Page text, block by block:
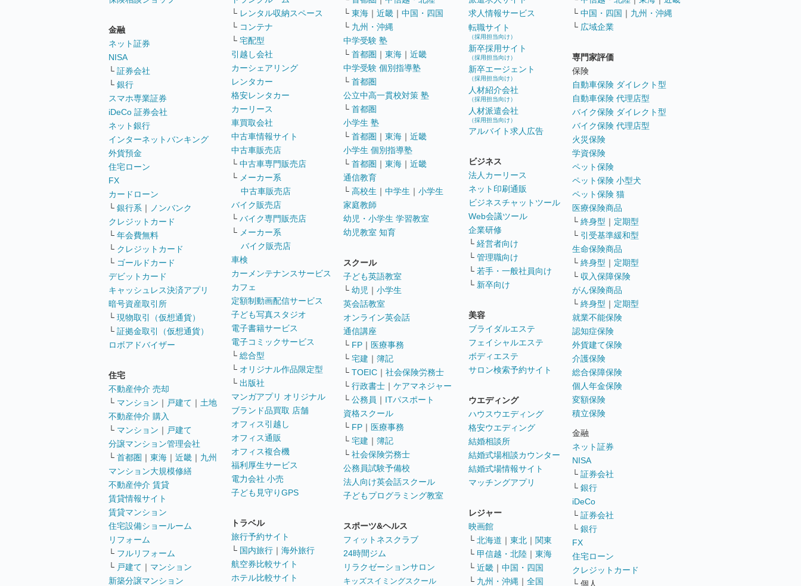
金融
ネット証券
NISA
└ 証券会社
└ 銀行
スマホ専業証券
iDeCo 証券会社
ネット銀行
インターネットバンキング
外貨預金
住宅ローン
FX
カードローン
└ 銀行系 ｜
ノンバンク
クレジットカード
└ 年会費無料
└ クレジットカード
└ ゴールドカード
デビットカード
キャッシュレス決済アプリ
暗号資産取引所
└ 現物取引（仮想通貨）
└ 証拠金取引（仮想通貨）
ロボアドバイザー
住宅
不動産仲介 売却
└ マンション ｜ 戸建て ｜ 土地
不動産仲介 購入
└ マンション ｜ 戸建て
分譲マンション管理会社
└ 首都圏 ｜ 東海 ｜ 近畿 ｜ 九州
マンション大規模修繕
不動産仲介 賃貸
賃貸情報サイト
賃貸マンション
住宅設備ショールーム
リフォーム
└ フルリフォーム
└ 戸建て ｜ マンション
新築分譲マンション
└ レンタル収納スペース
└ コンテナ
└ 宅配型
引越し会社
カーシェアリング
レンタカー
格安レンタカー
カーリース
車買取会社
中古車情報サイト
中古車販売店
└ 中古車専門販売店
└ メーカー系
中古車販売店
バイク販売店
└ バイク専門販売店
└ メーカー系
バイク販売店
車検
カーメンテナンスサービス
カフェ
定額制動画配信サービス
子ども写真スタジオ
電子書籍サービス
電子コミックサービス
└ 総合型
└ オリジナル作品限定型
└ 出版社
マンガアプリ オリジナル
ブランド品買取 店舗
オフィス引越し
オフィス通販
オフィス複合機
福利厚生サービス
電力会社 小売
子ども見守りGPS
トラベル
旅行予約サイト
└ 国内旅行 ｜ 海外旅行
航空券比較サイト
ホテル比較サイト
└ 東海 ｜ 近畿 ｜ 中国・四国
└ 九州・沖縄
中学受験 塾
└ 首都圏 ｜ 東海 ｜ 近畿
中学受験 個別指導塾
└ 首都圏
公立中高一貫校対策 塾
└ 首都圏
小学生 塾
└ 首都圏 ｜ 東海 ｜ 近畿
小学生 個別指導塾
└ 首都圏 ｜ 東海 ｜ 近畿
通信教育
└ 高校生 ｜ 中学生 ｜ 小学生
家庭教師
幼児・小学生 学習教室
幼児教室 知育
スクール
子ども英語教室
└ 幼児 ｜ 小学生
英会話教室
オンライン英会話
通信講座
└ FP ｜ 医療事務
└ 宅建 ｜ 簿記
└ TOEIC ｜ 社会保険労務士
└ 行政書士 ｜ ケアマネジャー
└ 公務員 ｜ ITパスポート
資格スクール
└ FP ｜ 医療事務
└ 宅建 ｜ 簿記
└ 社会保険労務士
公務員試験予備校
法人向け英会話スクール
子どもプログラミング教室
スポーツ&ヘルス
フィットネスクラブ
24時間ジム
リラクゼーションサロン
キッズスイミングスクール
求人情報サービス
転職サイト
（採用担当向け）
新卒採用サイト
（採用担当向け）
新卒エージェント
（採用担当向け）
人材紹介会社
（採用担当向け）
人材派遣会社
（採用担当向け）
アルバイト求人広告
ビジネス
法人カーリース
ネット印刷通販
ビジネスチャットツール
Web会議ツール
企業研修
└ 経営者向け
└ 管理職向け
└ 若手・一般社員向け
└ 新卒向け
美容
ブライダルエステ
フェイシャルエステ
ボディエステ
サロン検索予約サイト
ウエディング
ハウスウエディング
格安ウエディング
結婚相談所
結婚式場相談カウンター
結婚式場情報サイト
マッチングアプリ
レジャー
映画館
└ 北海道 ｜ 東北 ｜ 関東
└ 甲信越・北陸 ｜ 東海
└ 近畿 ｜ 中国・四国
└ 九州・沖縄 ｜ 全国
└ 中国・四国 ｜ 九州・沖縄
└ 広域企業
専門家評価
保険
自動車保険 ダイレクト型
自動車保険 代理店型
バイク保険 ダイレクト型
バイク保険 代理店型
火災保険
学資保険
ペット保険
ペット保険 小型犬
ペット保険 猫
医療保険商品
└ 終身型 ｜ 定期型
└ 引受基準緩和型
生命保険商品
└ 終身型 ｜ 定期型
└ 収入保障保険
がん保険商品
└ 終身型 ｜ 定期型
就業不能保険
認知症保険
外貨建て保険
介護保険
総合保障保険
個人年金保険
変額保険
積立保険
金融
ネット証券
NISA
└ 証券会社
└ 銀行
iDeCo
└ 証券会社
└ 銀行
FX
住宅ローン
クレジットカード
└ 個人